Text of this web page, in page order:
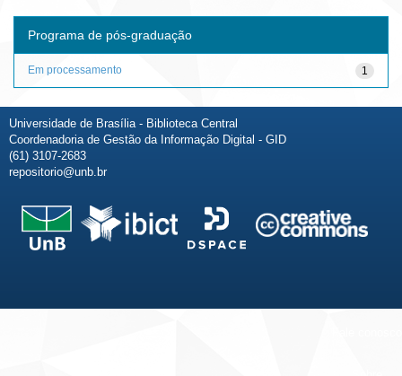
Programa de pós-graduação
1
Em processamento
Universidade de Brasília - Biblioteca Central
Coordenadoria de Gestão da Informação Digital - GID
(61) 3107-2683
repositorio@unb.br